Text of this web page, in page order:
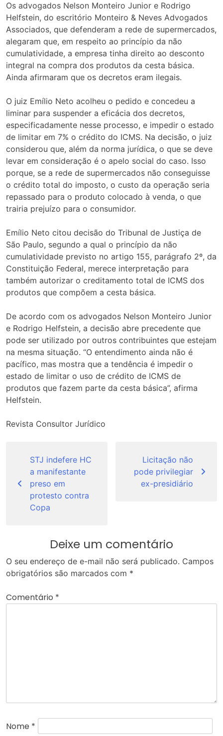
Os advogados Nelson Monteiro Junior e Rodrigo
Helfstein, do escritório Monteiro & Neves Advogados
Associados, que defenderam a rede de supermercados,
alegaram que, em respeito ao princípio da não
cumulatividade, a empresa tinha direito ao desconto
integral na compra dos produtos da cesta básica.
Ainda afirmaram que os decretos eram ilegais.
O juiz Emílio Neto acolheu o pedido e concedeu a
liminar para suspender a eficácia dos decretos,
especificadamente nesse processo, e impedir o estado
de limitar em 7% o crédito do ICMS. Na decisão, o juiz
considerou que, além da norma jurídica, o que se deve
levar em consideração é o apelo social do caso. Isso
porque, se a rede de supermercados não conseguisse
o crédito total do imposto, o custo da operação seria
repassado para o produto colocado à venda, o que
trairia prejuízo para o consumidor.
Emílio Neto citou decisão do Tribunal de Justiça de
São Paulo, segundo a qual o princípio da não
cumulatividade previsto no artigo 155, parágrafo 2º, da
Constituição Federal, merece interpretação para
também autorizar o creditamento total de ICMS dos
produtos que compõem a cesta básica.
De acordo com os advogados Nelson Monteiro Junior
e Rodrigo Helfstein, a decisão abre precedente que
pode ser utilizado por outros contribuintes que estejam
na mesma situação. “O entendimento ainda não é
pacífico, mas mostra que a tendência é impedir o
estado de limitar o uso de crédito de ICMS de
produtos que fazem parte da cesta básica”, afirma
Helfstein.
Revista Consultor Jurídico
Post
STJ indefere HC
a manifestante
preso em
protesto contra
Copa
Licitação não
pode privilegiar
ex-presidiário
Deixe um comentário
O seu endereço de e-mail não será publicado. Campos
obrigatórios são marcados com *
Comentário *
Nome *